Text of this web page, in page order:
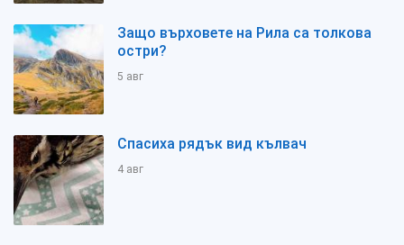
Защо върховете на Рила са толкова
остри?
5 авг
Спасиха рядък вид кълвач
4 авг